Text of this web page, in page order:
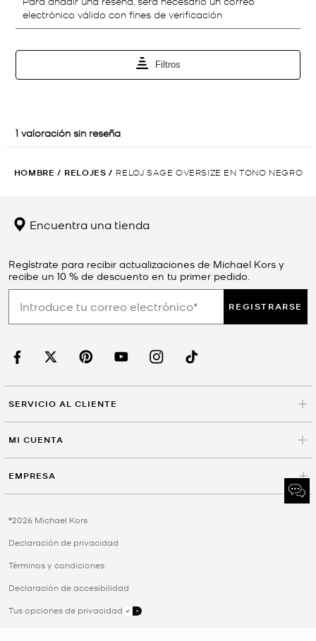
HOMBRE / RELOJES / RELOJ SAGE OVERSIZE EN TONO NEGRO
Encuentra una tienda
Regístrate para recibir actualizaciones de Michael Kors y
recibe un 10 % de descuento en tu primer pedido.
REGISTRARSE
SERVICIO AL CLIENTE
MI CUENTA
EMPRESA
©2026 Michael Kors
Declaración de privacidad
Términos y condiciones
Declaración de accesibilidad
Tus opciones de privacidad